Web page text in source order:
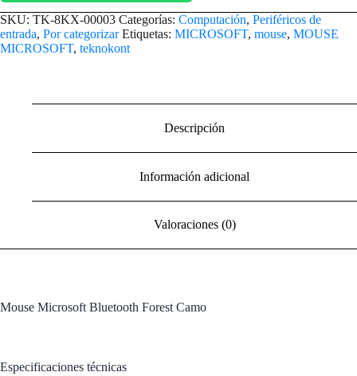
SKU: TK-8KX-00003 Categorías: Computación, Periféricos de
entrada, Por categorizar Etiquetas: MICROSOFT, mouse, MOUSE
MICROSOFT, teknokont
Descripción
Información adicional
Valoraciones (0)
Mouse Microsoft Bluetooth Forest Camo
Especificaciones técnicas